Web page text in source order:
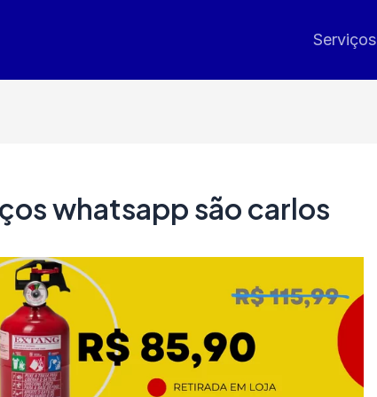
Serviços
whatsapp são carlos